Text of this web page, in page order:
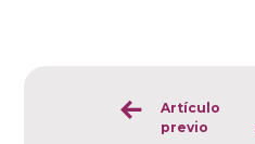
Sigue
Artículo
previo